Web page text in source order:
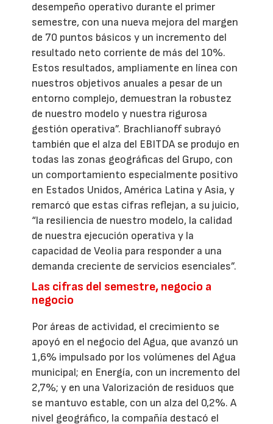
desempeño operativo durante el primer
semestre, con una nueva mejora del margen
de 70 puntos básicos y un incremento del
resultado neto corriente de más del 10%.
Estos resultados, ampliamente en línea con
nuestros objetivos anuales a pesar de un
entorno complejo, demuestran la robustez
de nuestro modelo y nuestra rigurosa
gestión operativa”. Brachlianoff subrayó
también que el alza del EBITDA se produjo en
todas las zonas geográficas del Grupo, con
un comportamiento especialmente positivo
en Estados Unidos, América Latina y Asia, y
remarcó que estas cifras reflejan, a su juicio,
“la resiliencia de nuestro modelo, la calidad
de nuestra ejecución operativa y la
capacidad de Veolia para responder a una
demanda creciente de servicios esenciales”.
Las cifras del semestre, negocio a
negocio
Por áreas de actividad, el crecimiento se
apoyó en el negocio del Agua, que avanzó un
1,6% impulsado por los volúmenes del Agua
municipal; en Energía, con un incremento del
2,7%; y en una Valorización de residuos que
se mantuvo estable, con un alza del 0,2%. A
nivel geográfico, la compañía destacó el